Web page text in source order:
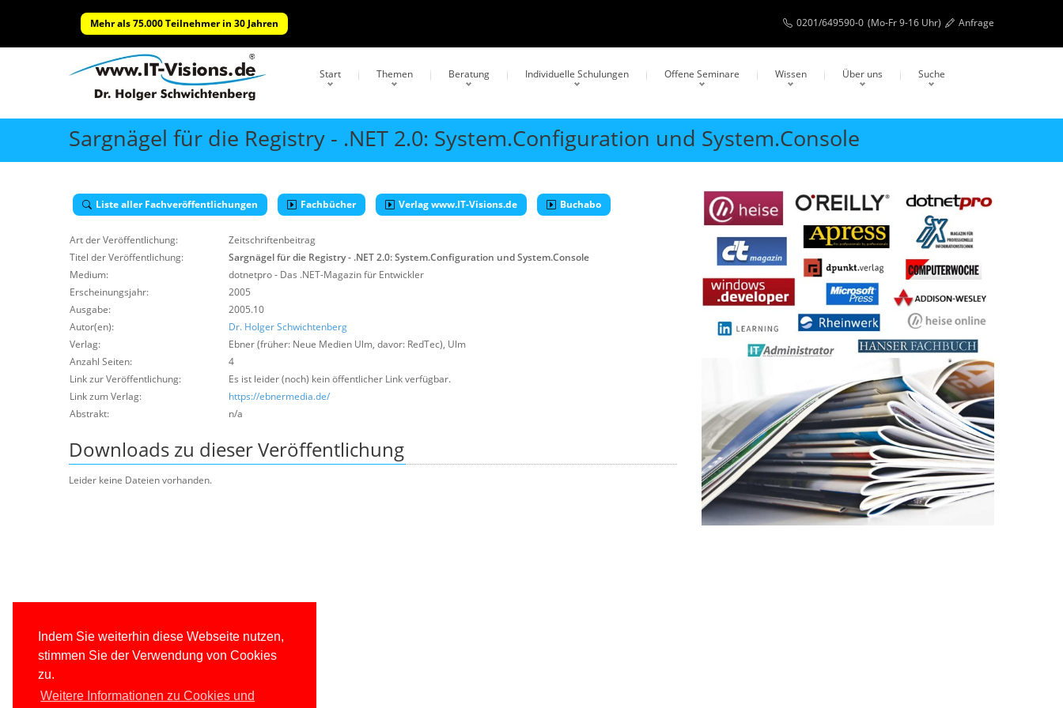
Indem Sie weiterhin diese Webseite nutzen,
stimmen Sie der Verwendung von Cookies
zu.
Weitere Informationen zu Cookies und
Mehr als 75.000 Teilnehmer in 30 Jahren 0201/649590-0 (Mo-Fr 9-16 Uhr) Anfrage
Start Themen Beratung Individuelle Schulungen Offene Seminare Wissen Über uns Suche
Sargnägel für die Registry - .NET 2.0: System.Configuration und System.Console
Liste aller Fachveröffentlichungen Fachbücher Verlag www.IT-Visions.de Buchabo
Art der Veröffentlichung:
Zeitschriftenbeitrag
Titel der Veröffentlichung:
Sargnägel für die Registry - .NET 2.0: System.Configuration und System.Console
Medium:
dotnetpro - Das .NET-Magazin für Entwickler
Erscheinungsjahr:
2005
Ausgabe:
2005.10
Autor(en):
Dr. Holger Schwichtenberg
Verlag:
Ebner (früher: Neue Medien Ulm, davor: RedTec), Ulm
Anzahl Seiten:
4
Link zur Veröffentlichung:
Es ist leider (noch) kein öffentlicher Link verfügbar.
Link zum Verlag:
https://ebnermedia.de/
Abstrakt:
n/a
Downloads zu dieser Veröffentlichung
Leider keine Dateien vorhanden.